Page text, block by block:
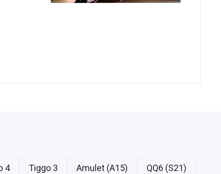
4 Tiggo 3 Amulet (A15) QQ6 (S21)